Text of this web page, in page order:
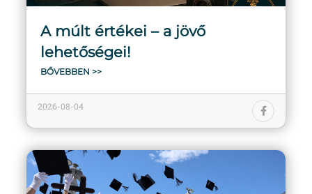
A múlt értékei – a jövő
lehetőségei!
BŐVEBBEN >>
2026-08-04